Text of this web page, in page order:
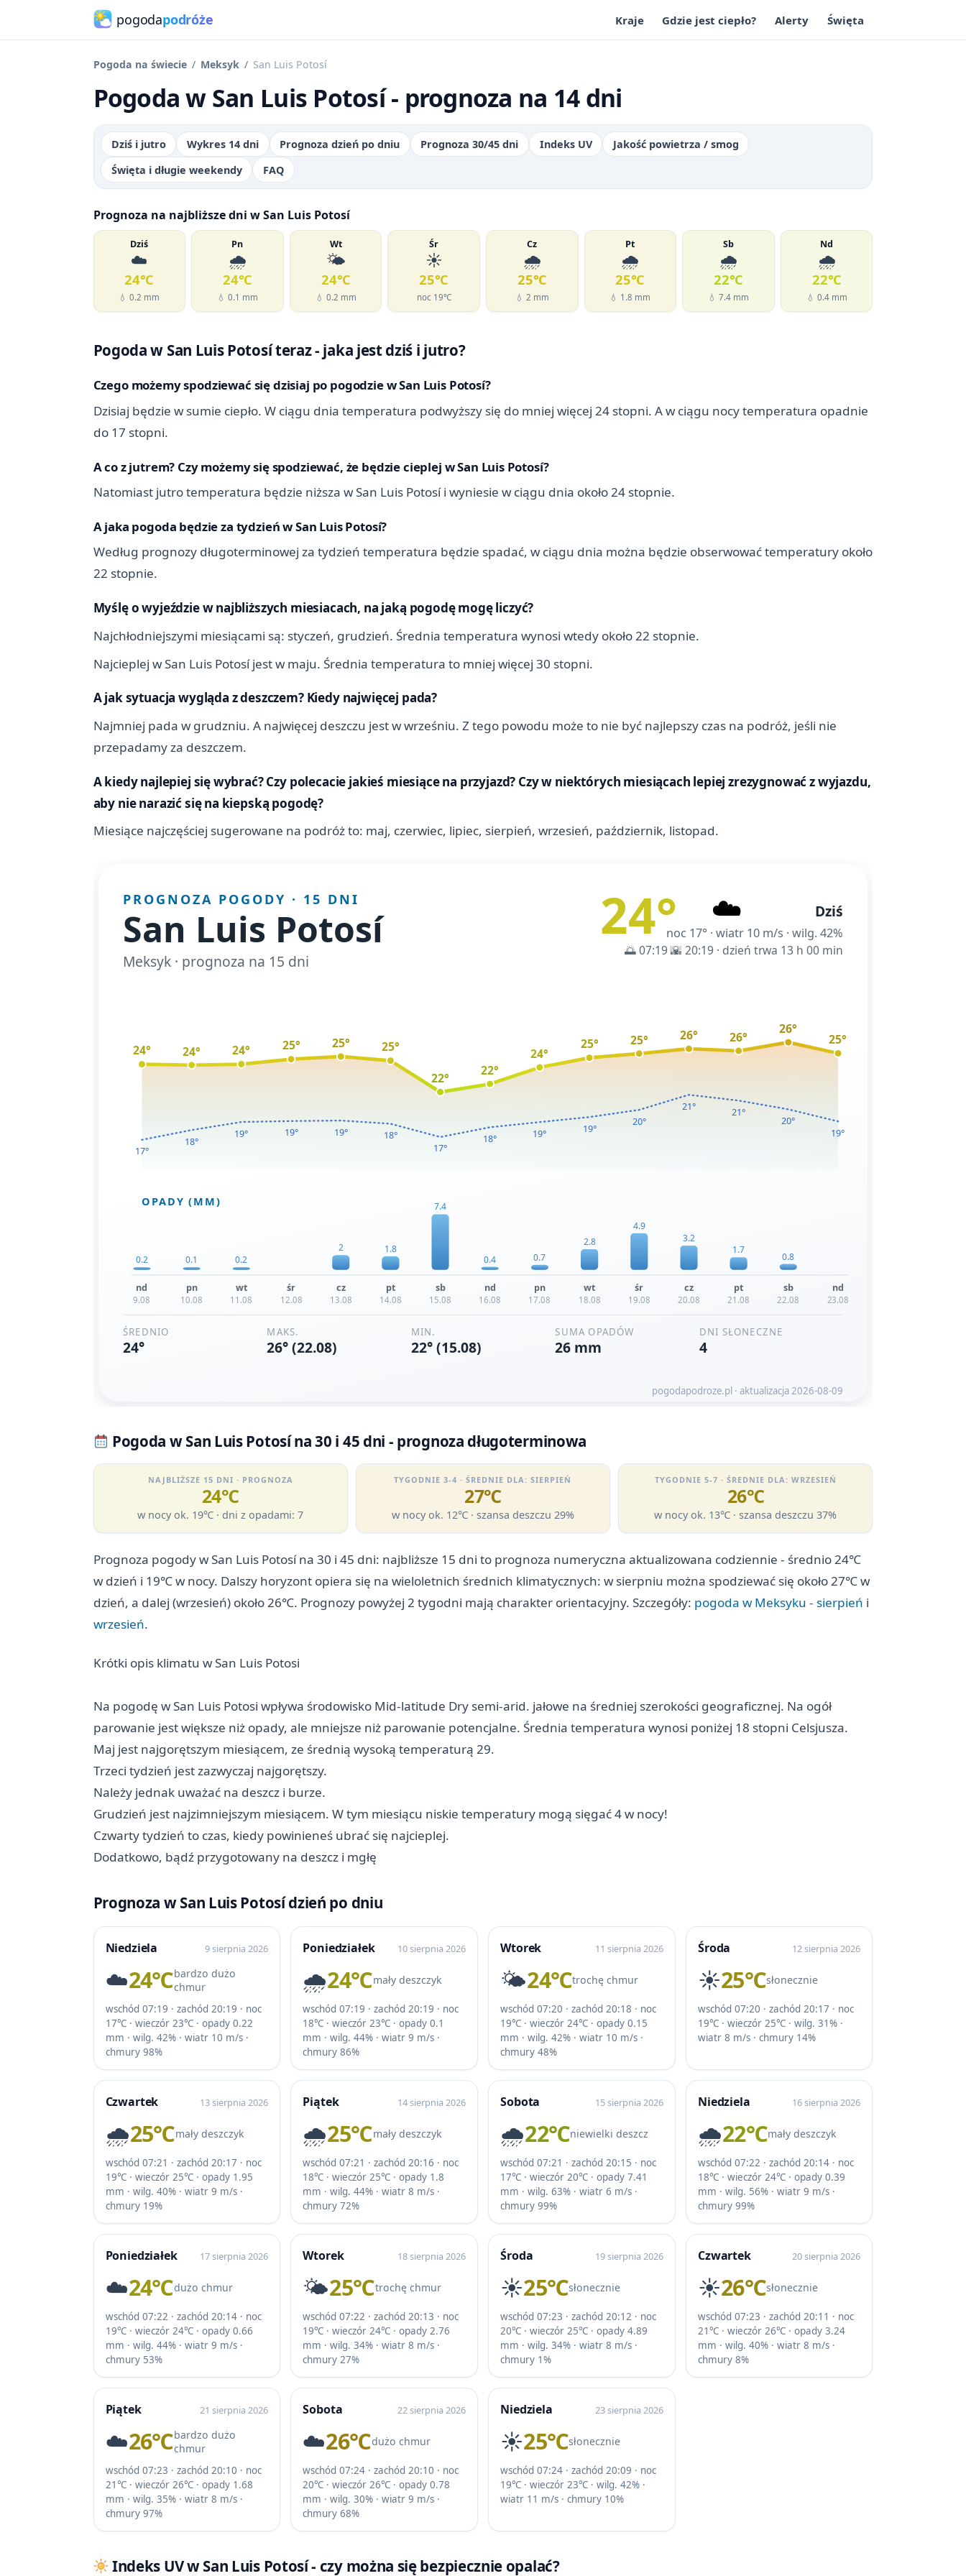
pogodapodróże Kraje Gdzie jest ciepło? Alerty Święta
Pogoda na świecie Meksyk San Luis Potosí
Pogoda w San Luis Potosí - prognoza na 14 dni
Dziś i jutro Wykres 14 dni Prognoza dzień po dniu Prognoza 30/45 dni Indeks UV
Jakość powietrza / smog
Święta i długie weekendy
FAQ
Prognoza na najbliższe dni w San Luis Potosí
Dziś
☁️
24℃
💧 0.2 mm
Pn
🌧️
24℃
💧 0.1 mm
Wt
🌤️
24℃
💧 0.2 mm
Śr
☀️
25℃
noc 19℃
Cz
🌧️
25℃
💧 2 mm
Pt
🌧️
25℃
💧 1.8 mm
Sb
🌧️
22℃
💧 7.4 mm
Nd
🌧️
22℃
💧 0.4 mm
Pogoda w San Luis Potosí teraz - jaka jest dziś i jutro?
Czego możemy spodziewać się dzisiaj po pogodzie w San Luis Potosí?
Dzisiaj będzie w sumie ciepło. W ciągu dnia temperatura podwyższy się do mniej więcej 24 stopni. A w ciągu nocy temperatura opadnie
do 17 stopni.
A co z jutrem? Czy możemy się spodziewać, że będzie cieplej w San Luis Potosí?
Natomiast jutro temperatura będzie niższa w San Luis Potosí i wyniesie w ciągu dnia około 24 stopnie.
A jaka pogoda będzie za tydzień w San Luis Potosí?
Według prognozy długoterminowej za tydzień temperatura będzie spadać, w ciągu dnia można będzie obserwować temperatury około
22 stopnie.
Myślę o wyjeździe w najbliższych miesiacach, na jaką pogodę mogę liczyć?
Najchłodniejszymi miesiącami są: styczeń, grudzień. Średnia temperatura wynosi wtedy około 22 stopnie.
Najcieplej w San Luis Potosí jest w maju. Średnia temperatura to mniej więcej 30 stopni.
A jak sytuacja wygląda z deszczem? Kiedy najwięcej pada?
Najmniej pada w grudzniu. A najwięcej deszczu jest w wrześniu. Z tego powodu może to nie być najlepszy czas na podróż, jeśli nie
przepadamy za deszczem.
A kiedy najlepiej się wybrać? Czy polecacie jakieś miesiące na przyjazd? Czy w niektórych miesiącach lepiej zrezygnować z wyjazdu,
aby nie narazić się na kiepską pogodę?
Miesiące najczęściej sugerowane na podróż to: maj, czerwiec, lipiec, sierpień, wrzesień, październik, listopad.
Pogoda w San Luis Potosí na 30 i 45 dni - prognoza długoterminowa
NAJBLIŻSZE 15 DNI · PROGNOZA
24℃
w nocy ok. 19℃ · dni z opadami: 7
TYGODNIE 3-4 · ŚREDNIE DLA: SIERPIEŃ
27℃
w nocy ok. 12℃ · szansa deszczu 29%
TYGODNIE 5-7 · ŚREDNIE DLA: WRZESIEŃ
26℃
w nocy ok. 13℃ · szansa deszczu 37%
Prognoza pogody w San Luis Potosí na 30 i 45 dni: najbliższe 15 dni to prognoza numeryczna aktualizowana codziennie - średnio 24℃
w dzień i 19℃ w nocy. Dalszy horyzont opiera się na wieloletnich średnich klimatycznych: w sierpniu można spodziewać się około 27℃ w
dzień, a dalej (wrzesień) około 26℃. Prognozy powyżej 2 tygodni mają charakter orientacyjny. Szczegóły: pogoda w Meksyku - sierpień i
wrzesień.
Krótki opis klimatu w San Luis Potosi
Na pogodę w San Luis Potosi wpływa środowisko Mid-latitude Dry semi-arid. jałowe na średniej szerokości geograficznej. Na ogół
parowanie jest większe niż opady, ale mniejsze niż parowanie potencjalne. Średnia temperatura wynosi poniżej 18 stopni Celsjusza.
Maj jest najgorętszym miesiącem, ze średnią wysoką temperaturą 29.
Trzeci tydzień jest zazwyczaj najgorętszy.
Należy jednak uważać na deszcz i burze.
Grudzień jest najzimniejszym miesiącem. W tym miesiącu niskie temperatury mogą sięgać 4 w nocy!
Czwarty tydzień to czas, kiedy powinieneś ubrać się najcieplej.
Dodatkowo, bądź przygotowany na deszcz i mgłę
Prognoza w San Luis Potosí dzień po dniu
Niedziela 9 sierpnia 2026
☁️24℃bardzo dużo
chmur
wschód 07:19 · zachód 20:19 · noc
17℃ · wieczór 23℃ · opady 0.22
mm · wilg. 42% · wiatr 10 m/s ·
chmury 98%
Poniedziałek 10 sierpnia 2026
🌧️24℃mały deszczyk
wschód 07:19 · zachód 20:19 · noc
18℃ · wieczór 23℃ · opady 0.1
mm · wilg. 44% · wiatr 9 m/s ·
chmury 86%
Wtorek 11 sierpnia 2026
🌤️24℃trochę chmur
wschód 07:20 · zachód 20:18 · noc
19℃ · wieczór 24℃ · opady 0.15
mm · wilg. 42% · wiatr 10 m/s ·
chmury 48%
Środa 12 sierpnia 2026
☀️25℃słonecznie
wschód 07:20 · zachód 20:17 · noc
19℃ · wieczór 25℃ · wilg. 31% ·
wiatr 8 m/s · chmury 14%
Czwartek 13 sierpnia 2026
🌧️25℃mały deszczyk
wschód 07:21 · zachód 20:17 · noc
19℃ · wieczór 25℃ · opady 1.95
mm · wilg. 40% · wiatr 9 m/s ·
chmury 19%
Piątek 14 sierpnia 2026
🌧️25℃mały deszczyk
wschód 07:21 · zachód 20:16 · noc
18℃ · wieczór 25℃ · opady 1.8
mm · wilg. 44% · wiatr 8 m/s ·
chmury 72%
Sobota 15 sierpnia 2026
🌧️22℃niewielki deszcz
wschód 07:21 · zachód 20:15 · noc
17℃ · wieczór 20℃ · opady 7.41
mm · wilg. 63% · wiatr 6 m/s ·
chmury 99%
Niedziela 16 sierpnia 2026
🌧️22℃mały deszczyk
wschód 07:22 · zachód 20:14 · noc
18℃ · wieczór 24℃ · opady 0.39
mm · wilg. 56% · wiatr 9 m/s ·
chmury 99%
Poniedziałek 17 sierpnia 2026
☁️24℃dużo chmur
wschód 07:22 · zachód 20:14 · noc
19℃ · wieczór 24℃ · opady 0.66
mm · wilg. 44% · wiatr 9 m/s ·
chmury 53%
Wtorek 18 sierpnia 2026
🌤️25℃trochę chmur
wschód 07:22 · zachód 20:13 · noc
19℃ · wieczór 24℃ · opady 2.76
mm · wilg. 34% · wiatr 8 m/s ·
chmury 27%
Środa 19 sierpnia 2026
☀️25℃słonecznie
wschód 07:23 · zachód 20:12 · noc
20℃ · wieczór 25℃ · opady 4.89
mm · wilg. 34% · wiatr 8 m/s ·
chmury 1%
Czwartek 20 sierpnia 2026
☀️26℃słonecznie
wschód 07:23 · zachód 20:11 · noc
21℃ · wieczór 26℃ · opady 3.24
mm · wilg. 40% · wiatr 8 m/s ·
chmury 8%
Piątek 21 sierpnia 2026
☁️26℃bardzo dużo
chmur
wschód 07:23 · zachód 20:10 · noc
21℃ · wieczór 26℃ · opady 1.68
mm · wilg. 35% · wiatr 8 m/s ·
chmury 97%
Sobota 22 sierpnia 2026
☁️26℃dużo chmur
wschód 07:24 · zachód 20:10 · noc
20℃ · wieczór 26℃ · opady 0.78
mm · wilg. 30% · wiatr 9 m/s ·
chmury 68%
Niedziela 23 sierpnia 2026
☀️25℃słonecznie
wschód 07:24 · zachód 20:09 · noc
19℃ · wieczór 23℃ · wilg. 42% ·
wiatr 11 m/s · chmury 10%
Indeks UV w San Luis Potosí - czy można się bezpiecznie opalać?